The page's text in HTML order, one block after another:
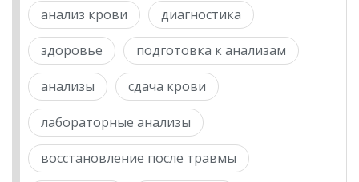
анализ крови диагностика
здоровье подготовка к анализам
анализы сдача крови
лабораторные анализы
восстановление после травмы